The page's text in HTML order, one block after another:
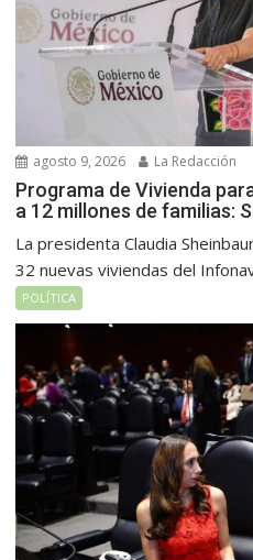
agosto 9, 2026 La Redacción
Programa de Vivienda
a 12 millones de familias:
La presidenta Claudia
32 nuevas viviendas del
POLÍTICA